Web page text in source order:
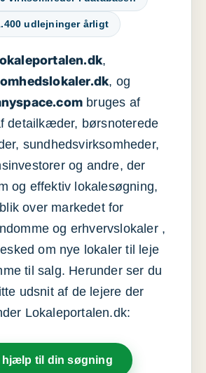
udlejninger årligt
,
, og
bruges af
detailkæder, børsnoterede
sundhedsvirksomheder,
og andre, der
og effektiv lokalesøgning,
over markedet for
og erhvervslokaler ,
om nye lokaler til leje
til salg. Herunder ser du
udsnit af de lejere der
Lokaleportalen.dk:
hjælp til din søgning